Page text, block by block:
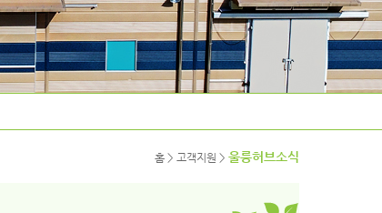
홈 > 고객지원 > 울릉허브소식